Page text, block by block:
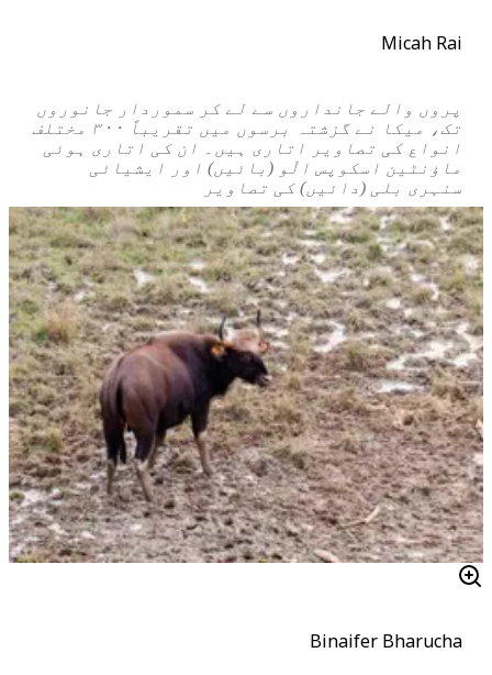
Micah Rai
پروں والے جانداروں سے لے کر سموردار جانوروں
تک، میکا نے گزشتہ برسوں میں تقریباً ۳۰۰ مختلف
انواع کی تصاویر اتاری ہیں۔ ان کی اتاری ہوئی
ماؤنٹین اسکوپس الّو (بائیں) اور ایشیائی
سنہری بلی (دائیں) کی تصاویر
Binaifer Bharucha